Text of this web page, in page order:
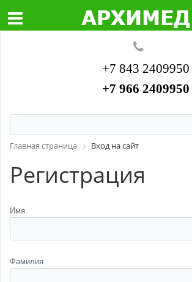
+7 843 2409950
+7 966 2409950
Главная страница Вход на сайт
Регистрация
Имя
Фамилия